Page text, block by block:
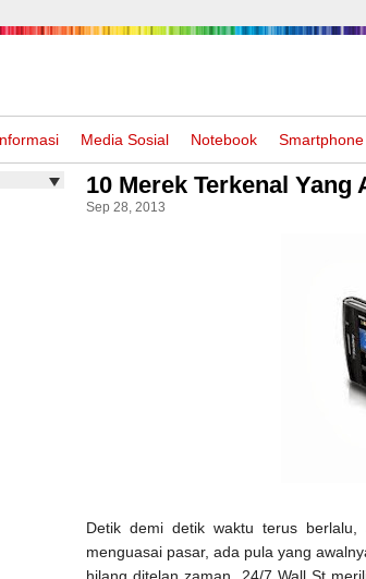
Media Sosial Notebook Smartphone
10 Merek Terkenal
Sep 28, 2013
Detik demi detik waktu terus
menguasai pasar, ada pula yang